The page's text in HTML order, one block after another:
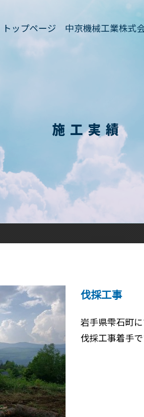
トップページ
中京機械工業株式
トップページ
中京機械工業株式
施工実績
伐採工事
岩手県雫石町
伐採工事着手で